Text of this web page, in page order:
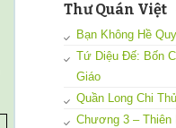
Thư Quán Việt
Bạn Không Hề
Tứ Diệu Đế: Bốn
Giáo
Quần Long Chi
Chương 3 – Thiên